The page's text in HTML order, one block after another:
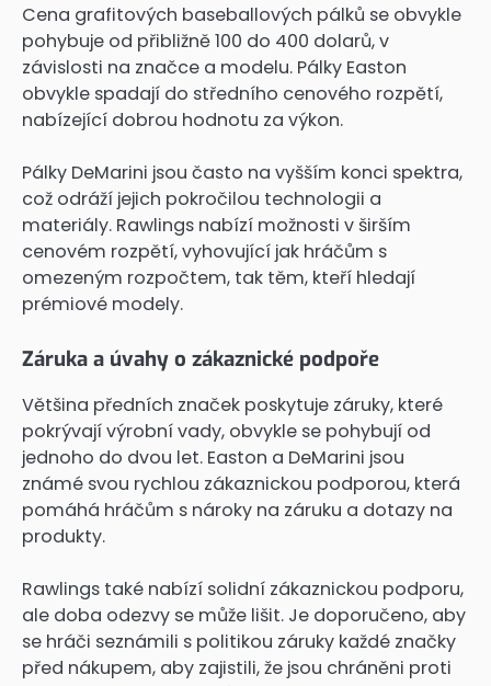
Cena grafitových baseballových pálků se obvykle
pohybuje od přibližně 100 do 400 dolarů, v
závislosti na značce a modelu. Pálky Easton
obvykle spadají do středního cenového rozpětí,
nabízející dobrou hodnotu za výkon.
Pálky DeMarini jsou často na vyšším konci spektra,
což odráží jejich pokročilou technologii a
materiály. Rawlings nabízí možnosti v širším
cenovém rozpětí, vyhovující jak hráčům s
omezeným rozpočtem, tak těm, kteří hledají
prémiové modely.
Záruka a úvahy o zákaznické podpoře
Většina předních značek poskytuje záruky, které
pokrývají výrobní vady, obvykle se pohybují od
jednoho do dvou let. Easton a DeMarini jsou
známé svou rychlou zákaznickou podporou, která
pomáhá hráčům s nároky na záruku a dotazy na
produkty.
Rawlings také nabízí solidní zákaznickou podporu,
ale doba odezvy se může lišit. Je doporučeno, aby
se hráči seznámili s politikou záruky každé značky
před nákupem, aby zajistili, že jsou chráněni proti